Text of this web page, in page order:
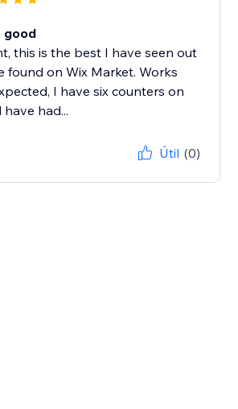
good
this is the best I have seen out
found on Wix Market. Works
I have six counters on
had...
Útil (0)